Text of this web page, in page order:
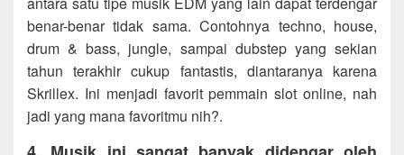
benar-benar tidak sama. Contohnya techno, house,
drum & bass, jungle, sampai dubstep yang sekian
tahun terakhir cukup fantastis, diantaranya karena
Skrillex. Ini menjadi favorit pemmain slot online, nah
jadi yang mana favoritmu nih?.